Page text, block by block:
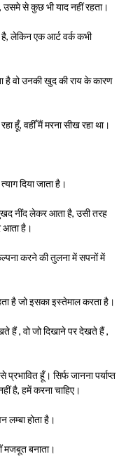
से कुछ भी याद नहीं रहता।
लेकिन एक आर्ट वर्क कभी
है वो उनकी खुद की राय के कारण
हूँ, वहीँ मैं मरना सीख रहा था।
दिया जाता है।
नींद लेकर आता है, उसी तरह
आता है।
करने की तुलना में सपनों में
है जो इसका इस्तेमाल करता है।
हैं , वो जो दिखाने पर देखते हैं ,
हूँ। सिर्फ जानना पर्याप्त
है, हमें करना चाहिए।
लम्बा होता है।
मजबूत बनाता।